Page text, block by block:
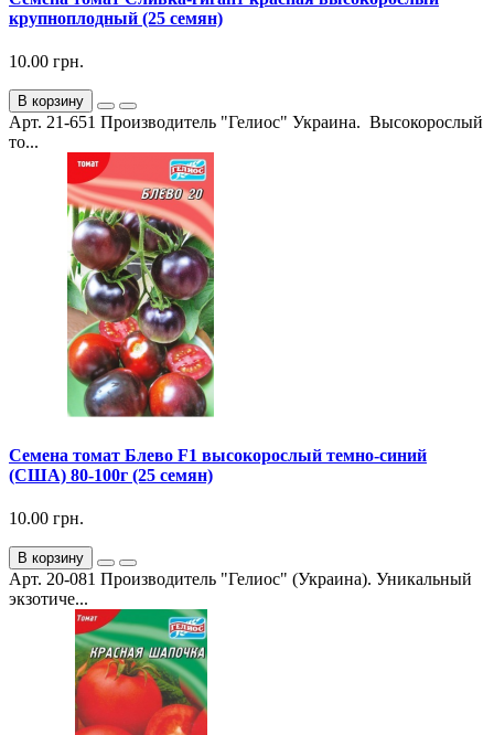
крупноплодный (25 семян)
10.00 грн.
В корзину
Арт. 21-651 Производитель "Гелиос" Украина. Высокорослый
то...
Семена томат Блево F1 высокорослый темно-синий
(США) 80-100г (25 семян)
10.00 грн.
В корзину
Арт. 20-081 Производитель "Гелиос" (Украина). Уникальный
экзотиче...